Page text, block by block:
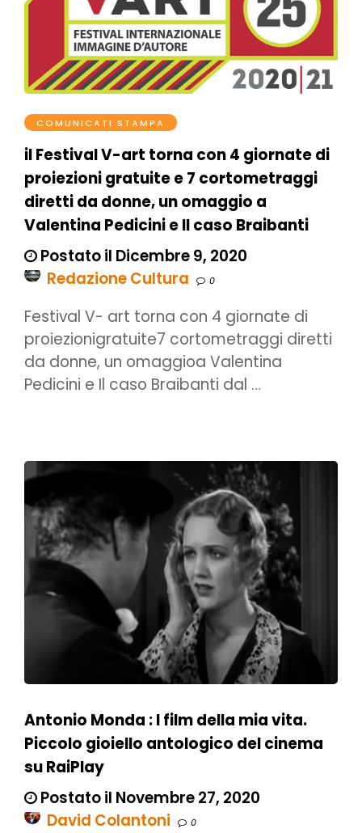
COMUNICATI STAMPA
il Festival V-art torna con 4 giornate di
proiezioni gratuite e 7 cortometraggi
diretti da donne, un omaggio a
Valentina Pedicini e Il caso Braibanti
Postato il Dicembre 9, 2020
Redazione Cultura
0
Festival V- art torna con 4 giornate di
proiezionigratuite7 cortometraggi diretti
da donne, un omaggioa Valentina
Pedicini e Il caso Braibanti dal …
Antonio Monda : I film della mia vita.
Piccolo gioiello antologico del cinema
su RaiPlay
Postato il Novembre 27, 2020
David Colantoni
0